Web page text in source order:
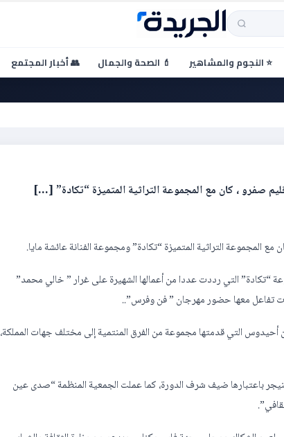
⭐ النجوم والمشاهير 💄 الصحة والجمال 👥 أخبار المجتمع
فن وفرس
صفرو ، كان مع المجموعة التراثية المتميزة “تكادة” […]
التراثية المتميزة “تكادة” ومجموعة الفنانة عائشة مايا.
“تكادة” التي رددت عددا من أعمالها الشهيرة على غرار ” خالي محمد”
تفاعل معها حضور مهرجان ” فن وفرس”..
التي قدمتها مجموعة من الفرق المنتمية إلى مختلف جهات المملكة،
باعتبارها ضيف شرف الدورة، كما عملت الجمعية المنظمة “صدى عين